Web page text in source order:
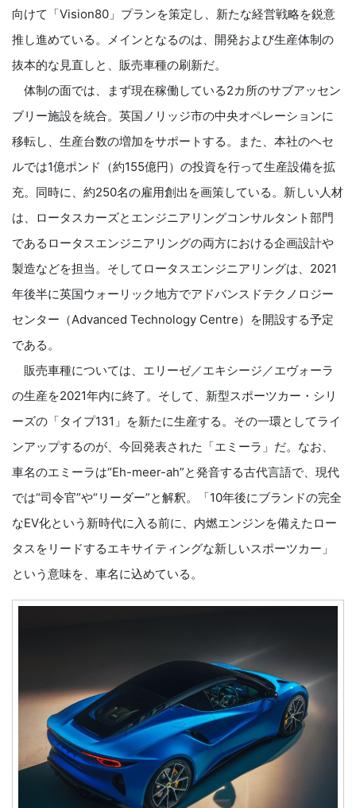
向けて「Vision80」プランを策定し、新たな経営戦略を鋭意
推し進めている。メインとなるのは、開発および生産体制の
抜本的な見直しと、販売車種の刷新だ。
体制の面では、まず現在稼働している2カ所のサブアッセン
ブリー施設を統合。英国ノリッジ市の中央オペレーションに
移転し、生産台数の増加をサポートする。また、本社のヘセ
ルでは1億ポンド（約155億円）の投資を行って生産設備を拡
充。同時に、約250名の雇用創出を画策している。新しい人材
は、ロータスカーズとエンジニアリングコンサルタント部門
であるロータスエンジニアリングの両方における企画設計や
製造などを担当。そしてロータスエンジニアリングは、2021
年後半に英国ウォーリック地方でアドバンスドテクノロジー
センター（Advanced Technology Centre）を開設する予定
である。
販売車種については、エリーゼ／エキシージ／エヴォーラ
の生産を2021年内に終了。そして、新型スポーツカー・シリ
ーズの「タイプ131」を新たに生産する。その一環としてライ
ンアップするのが、今回発表された「エミーラ」だ。なお、
車名のエミーラは“Eh-meer-ah”と発音する古代言語で、現代
では“司令官”や“リーダー”と解釈。「10年後にブランドの完全
なEV化という新時代に入る前に、内燃エンジンを備えたロー
タスをリードするエキサイティングな新しいスポーツカー」
という意味を、車名に込めている。